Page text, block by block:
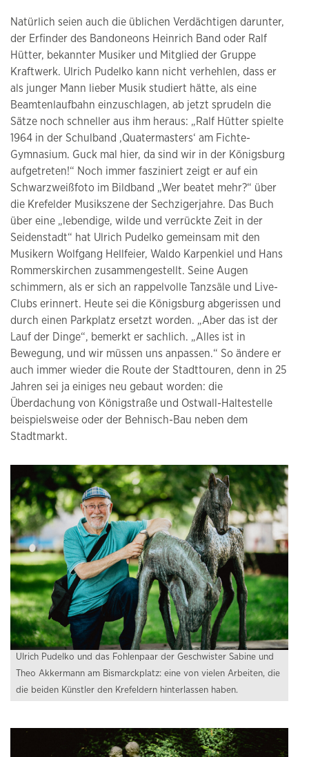
Natürlich seien auch die üblichen Verdächtigen darunter,
der Erfinder des Bandoneons Heinrich Band oder Ralf
Hütter, bekannter Musiker und Mitglied der Gruppe
Kraftwerk. Ulrich Pudelko kann nicht verhehlen, dass er
als junger Mann lieber Musik studiert hätte, als eine
Beamtenlaufbahn einzuschlagen, ab jetzt sprudeln die
Sätze noch schneller aus ihm heraus: „Ralf Hütter spielte
1964 in der Schulband ‚Quatermasters‘ am Fichte-
Gymnasium. Guck mal hier, da sind wir in der Königsburg
aufgetreten!“ Noch immer fasziniert zeigt er auf ein
Schwarzweißfoto im Bildband „Wer beatet mehr?“ über
die Krefelder Musikszene der Sechzigerjahre. Das Buch
über eine „lebendige, wilde und verrückte Zeit in der
Seidenstadt“ hat Ulrich Pudelko gemeinsam mit den
Musikern Wolfgang Hellfeier, Waldo Karpenkiel und Hans
Rommerskirchen zusammengestellt. Seine Augen
schimmern, als er sich an rappelvolle Tanzsäle und Live-
Clubs erinnert. Heute sei die Königsburg abgerissen und
durch einen Parkplatz ersetzt worden. „Aber das ist der
Lauf der Dinge“, bemerkt er sachlich. „Alles ist in
Bewegung, und wir müssen uns anpassen.“ So ändere er
auch immer wieder die Route der Stadttouren, denn in 25
Jahren sei ja einiges neu gebaut worden: die
Überdachung von Königstraße und Ostwall-Haltestelle
beispielsweise oder der Behnisch-Bau neben dem
Stadtmarkt.
Ulrich Pudelko und das Fohlenpaar der Geschwister Sabine und
Theo Akkermann am Bismarckplatz: eine von vielen Arbeiten, die
die beiden Künstler den Krefeldern hinterlassen haben.